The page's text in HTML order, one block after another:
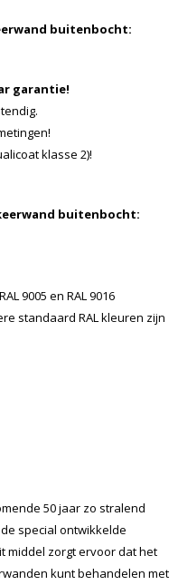
buitenbocht:
garantie!
klasse 2)!
buitenbocht:
9005 en RAL 9016
standaard RAL kleuren zijn
50 jaar zo stralend
special ontwikkelde
middel zorgt ervoor dat het
kunt behandelen met